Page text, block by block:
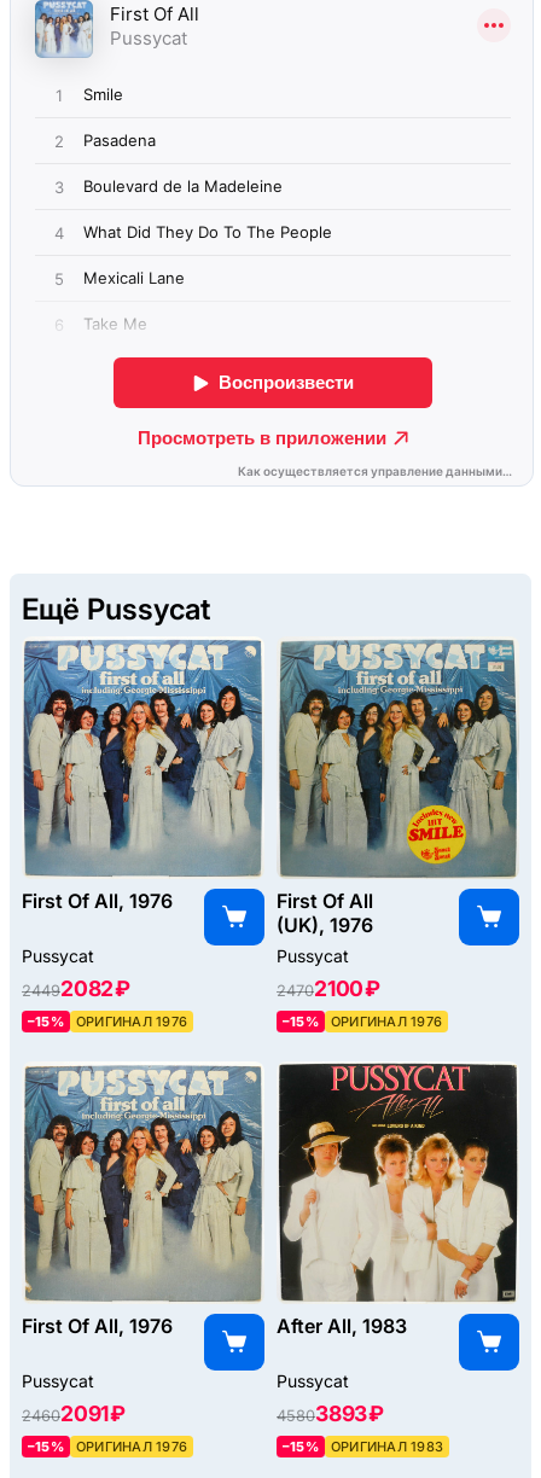
Ещё Pussycat
First Of All, 1976
Pussycat
24492082 ₽
–15% ОРИГИНАЛ 1976
First Of All
(UK), 1976
Pussycat
24702100 ₽
–15% ОРИГИНАЛ 1976
First Of All, 1976
Pussycat
24602091 ₽
–15% ОРИГИНАЛ 1976
After All, 1983
Pussycat
45803893 ₽
–15% ОРИГИНАЛ 1983